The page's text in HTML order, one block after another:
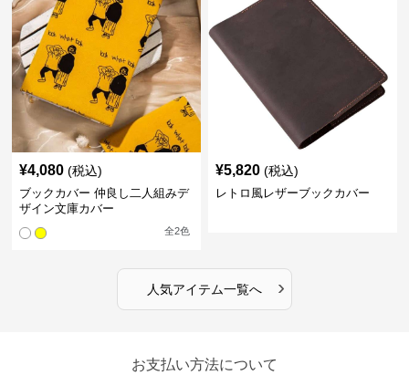
¥4,080 (税込)
ブックカバー 仲良し二人組みデ
ザイン文庫カバー
全2色
¥5,820 (税込)
レトロ風レザーブックカバー
人気アイテム一覧へ ›
お支払い方法について